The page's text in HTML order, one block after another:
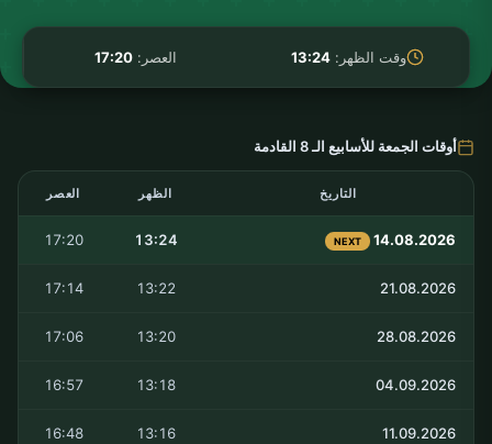
وقت الظهر: 13:24 العصر:17:20
أوقات الجمعة للأسابيع الـ 8 القادمة
التاريخ الظهر العصر
14.08.2026
NEXT
13:24
17:20
21.08.2026
13:22
17:14
28.08.2026
13:20
17:06
04.09.2026
13:18
16:57
11.09.2026
13:16
16:48